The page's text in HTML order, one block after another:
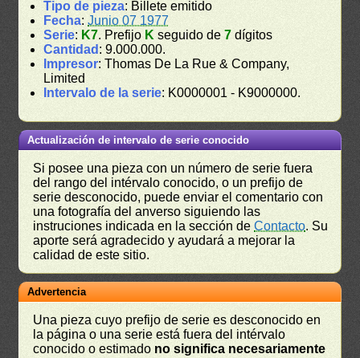
Tipo de pieza: Billete emitido
Fecha:Junio 07 1977
Serie: K7. Prefijo K seguido de7 dígitos
Cantidad : 9.000.000.
Impresor: Thomas De La Rue & Company,
Limited
Intervalo de la serie: K0000001 - K9000000.
Actualización de intervalo de serie conocido
Si posee una pieza con un número de serie fuera
del rango del intérvalo conocido, o un prefijo de
serie desconocido, puede enviar el comentario con
una fotografía del anverso siguiendo las
instruciones indicada en la sección deContacto. Su
aporte será agradecido y ayudará a mejorar la
calidad de este sitio.
Advertencia
Una pieza cuyo prefijo de serie es desconocido en
la página o una serie está fuera del intérvalo
conocido o estimado no significa necesariamente